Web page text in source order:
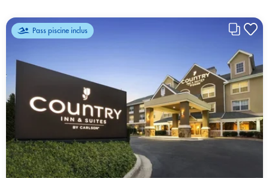
Pass piscine inclus